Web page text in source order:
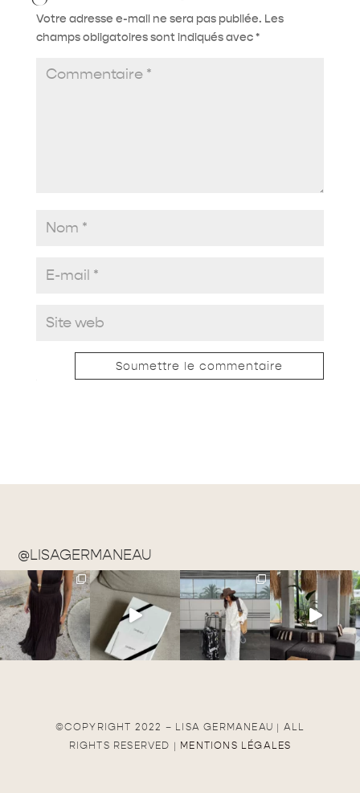
Votre adresse e-mail ne sera pas publiée. Les
champs obligatoires sont indiqués avec*
Soumettre le commentaire
@LISAGERMANEAU
©COPYRIGHT 2022 – LISA GERMANEAU | ALL
RIGHTS RESERVED | MENTIONS LÉGALES